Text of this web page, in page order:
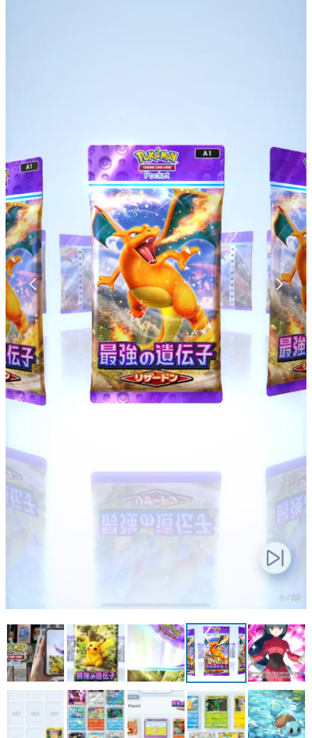
マンガ
女性向け
アプリレビュー
その他
電ファミニコゲーマーとは？
運営：株式会社マレ
4 / 32